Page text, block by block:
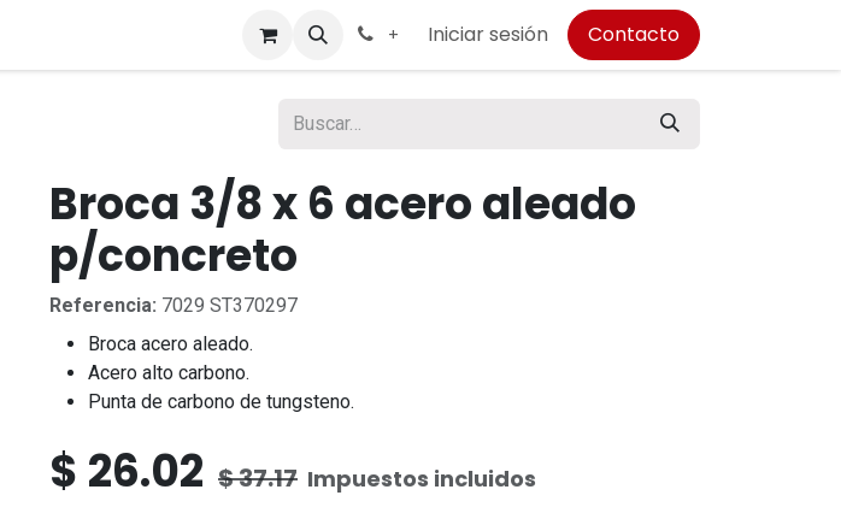
+ Iniciar sesión Contacto
Broca 3/8 x 6 acero aleado
p/concreto
Referencia: 7029 ST370297
Broca acero aleado.
Acero alto carbono.
Punta de carbono de tungsteno.
$ 26.02 $37.17 Impuestos incluidos